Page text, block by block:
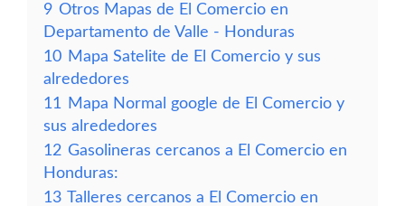
9 Otros Mapas de El Comercio en
Departamento de Valle - Honduras
10 Mapa Satelite de El Comercio y sus
alrededores
11
Mapa Normal google de El Comercio y
sus alrededores
12 Gasolineras cercanos a El Comercio en
Honduras:
13 Talleres cercanos a El Comercio en